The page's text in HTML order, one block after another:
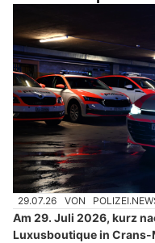
29.07.26 VON
Am 29. Juli 2026, kurz
Luxusboutique in